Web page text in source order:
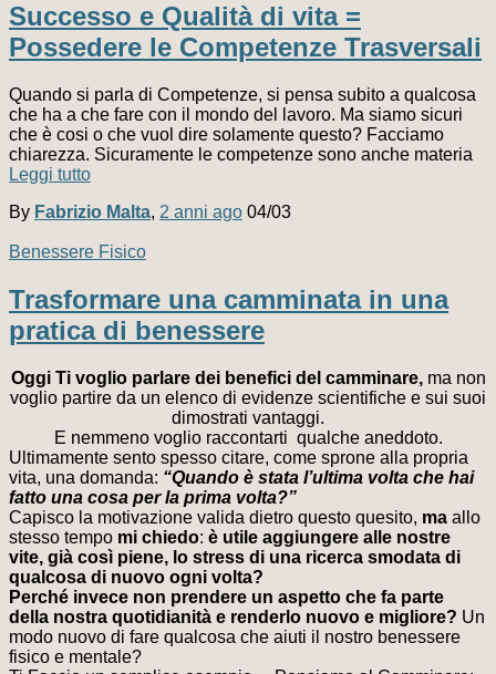
Successo e Qualità di vita =
Possedere le Competenze Trasversali
Quando si parla di Competenze, si pensa subito a qualcosa
che ha a che fare con il mondo del lavoro. Ma siamo sicuri
che è cosi o che vuol dire solamente questo? Facciamo
chiarezza. Sicuramente le competenze sono anche materia
Leggi tutto
By Fabrizio Malta, 2 anni ago 04/03
Benessere Fisico
Trasformare una camminata in una
pratica di benessere
Oggi Ti voglio parlare dei benefici del camminare, ma non
voglio partire da un elenco di evidenze scientifiche e sui suoi
dimostrati vantaggi.
E nemmeno voglio raccontarti qualche aneddoto.
Ultimamente sento spesso citare, come sprone alla propria
vita, una domanda: “Quando è stata l’ultima volta che hai
fatto una cosa per la prima volta?”
Capisco la motivazione valida dietro questo quesito, ma allo
stesso tempo mi chiedo: è utile aggiungere alle nostre
vite, già così piene, lo stress di una ricerca smodata di
qualcosa di nuovo ogni volta?
Perché invece non prendere un aspetto che fa parte
della nostra quotidianità e renderlo nuovo e migliore? Un
modo nuovo di fare qualcosa che aiuti il nostro benessere
fisico e mentale?